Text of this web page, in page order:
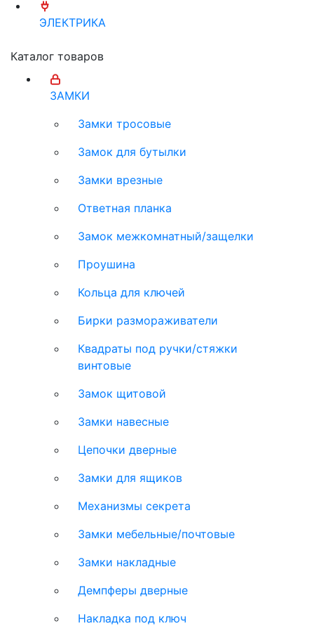
ЭЛЕКТРИКА
Каталог товаров
ЗАМКИ
Замки тросовые
Замок для бутылки
Замки врезные
Ответная планка
Замок межкомнатный/защелки
Проушина
Кольца для ключей
Бирки размораживатели
Квадраты под ручки/стяжки
винтовые
Замок щитовой
Замки навесные
Цепочки дверные
Замки для ящиков
Механизмы секрета
Замки мебельные/почтовые
Замки накладные
Демпферы дверные
Накладка под ключ